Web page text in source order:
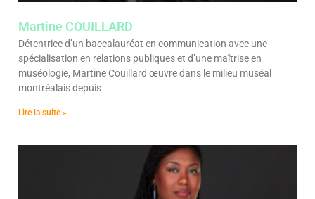
Martine COUILLARD
Détentrice d’un baccalauréat en communication avec une
spécialisation en relations publiques et d’une maîtrise en
muséologie, Martine Couillard œuvre dans le milieu muséal
montréalais depuis
Lire la suite »